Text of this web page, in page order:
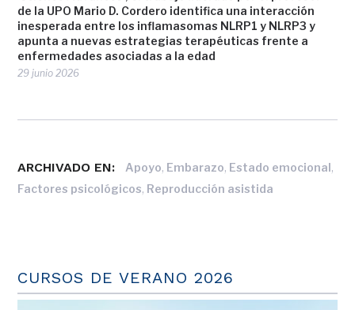
de la UPO Mario D. Cordero identifica una interacción
inesperada entre los inflamasomas NLRP1 y NLRP3 y
apunta a nuevas estrategias terapéuticas frente a
enfermedades asociadas a la edad
29 junio 2026
ARCHIVADO EN: Apoyo, Embarazo, Estado emocional,
Factores psicológicos, Reproducción asistida
CURSOS DE VERANO 2026